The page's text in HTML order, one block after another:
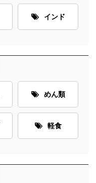
インド
めん類
軽食